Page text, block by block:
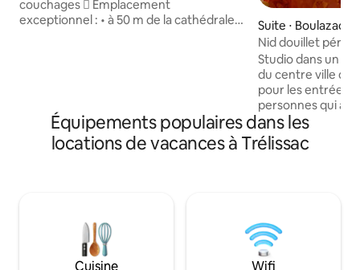
couchages  Emplacement
exceptionnel : • à 50 m de la cathédrale
Grande pièce à Vivre avec : o Salon
(canapé convertible, fauteuils) o Salle à
manger o Cuisine équipée o Bureau •
Suite ⋅ Boulazac
Nid douillet
Studio dans un
du centre ville de
pour les entrées et
personnes qui
partent tôt. Le couchage est un canapé
lit avec un
Salle de bains
historiques, ses
pleine de
Équipements populaires dans les
locations de vacances à Trélissac
Cuisine Wifi